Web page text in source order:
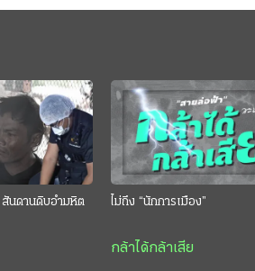
นดานดิบอำมหิต ไม่ถึง “นักการเมือง”
กล้าได้กล้าเสีย